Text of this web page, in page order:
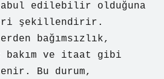
edilebilir olduğuna
şekillendirir.
bağımsızlık,
bakım ve itaat gibi
Bu durum,